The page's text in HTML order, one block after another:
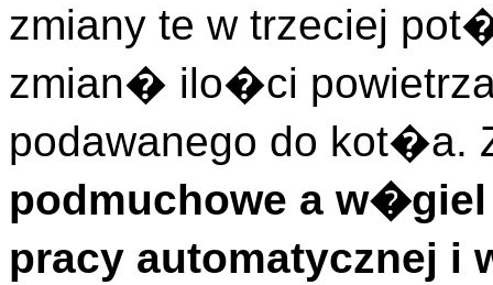
zmiany te w trzeciej
zmian� ilo�ci
podawanego do
podmuchowe a
pracy automatycznej i